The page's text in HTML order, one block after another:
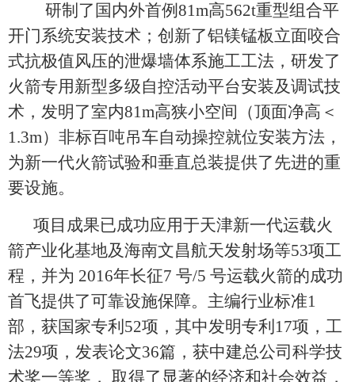
研制了国内外首例81m高562t重型组合平
开门系统安装技术；创新了铝镁锰板立面咬合
式抗极值风压的泄爆墙体系施工工法，研发了
火箭专用新型多级自控活动平台安装及调试技
术，发明了室内81m高狭小空间（顶面净高＜
1.3m）非标百吨吊车自动操控就位安装方法，
为新一代火箭试验和垂直总装提供了先进的重
要设施。
项目成果已成功应用于天津新一代运载火
箭产业化基地及海南文昌航天发射场等53项工
程，并为 2016年长征7 号/5 号运载火箭的成功
首飞提供了可靠设施保障。主编行业标准1
部，获国家专利52项，其中发明专利17项，工
法29项，发表论文36篇，获中建总公司科学技
术奖一等奖， 取得了显著的经济和社会效益，